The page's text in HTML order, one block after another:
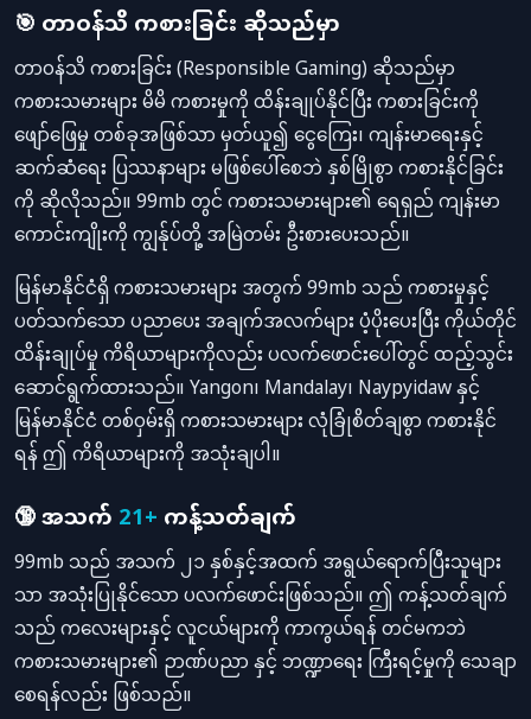
🎯 တာဝန်သိ ကစားခြင်း ဆိုသည်မှာ
တာဝန်သိ ကစားခြင်း (Responsible Gaming) ဆိုသည်မှာ
ကစားသမားများ မိမိ ကစားမှုကို ထိန်းချုပ်နိုင်ပြီး ကစားခြင်းကို
ဖျော်ဖြေမှု တစ်ခုအဖြစ်သာ မှတ်ယူ၍ ငွေကြေး၊ ကျန်းမာရေးနှင့်
ဆက်ဆံရေး ပြဿနာများ မဖြစ်ပေါ်စေဘဲ နှစ်မြိုစွာ ကစားနိုင်ခြင်း
ကို ဆိုလိုသည်။ 99mb တွင် ကစားသမားများ၏ ရေရှည် ကျန်းမာ
ကောင်းကျိုးကို ကျွန်ုပ်တို့ အမြဲတမ်း ဦးစားပေးသည်။
မြန်မာနိုင်ငံရှိ ကစားသမားများ အတွက် 99mb သည် ကစားမှုနှင့်
ပတ်သက်သော ပညာပေး အချက်အလက်များ ပံ့ပိုးပေးပြီး ကိုယ်တိုင်
ထိန်းချုပ်မှု ကိရိယာများကိုလည်း ပလက်ဖောင်းပေါ်တွင် ထည့်သွင်း
ဆောင်ရွက်ထားသည်။ Yangon၊ Mandalay၊ Naypyidaw နှင့်
မြန်မာနိုင်ငံ တစ်ဝှမ်းရှိ ကစားသမားများ လုံခြုံစိတ်ချစွာ ကစားနိုင်
ရန် ဤ ကိရိယာများကို အသုံးချပါ။
🔞 အသက်21+ကန့်သတ်ချက်
99mb သည် အသက် ၂၁ နှစ်နှင့်အထက် အရွယ်ရောက်ပြီးသူများ
သာ အသုံးပြုနိုင်သော ပလက်ဖောင်းဖြစ်သည်။ ဤ ကန့်သတ်ချက်
သည် ကလေးများနှင့် လူငယ်များကို ကာကွယ်ရန် တင်မကဘဲ
ကစားသမားများ၏ ဉာဏ်ပညာ နှင့် ဘဏ္ဍာရေး ကြီးရင့်မှုကို သေချာ
စေရန်လည်း ဖြစ်သည်။